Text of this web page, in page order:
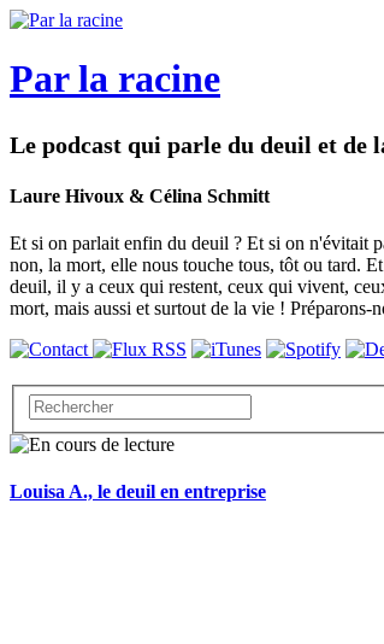
Par la racine
Le podcast qui parle du deuil et de
Laure Hivoux & Célina Schmitt
Et si on parlait enfin du deuil ? Et si on n'évitait
non, la mort, elle nous touche tous, tôt ou tard.
deuil, il y a ceux qui restent, ceux qui vivent,
mort, mais aussi et surtout de la vie ! Préparons-
Louisa A., le deuil en entreprise